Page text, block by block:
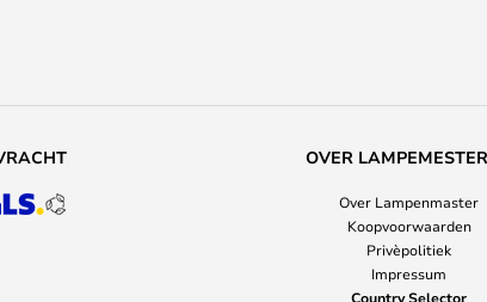
OVER
Over Lampenmaster
Koopvoorwaarden
Privèpolitiek
Impressum
Country Selector